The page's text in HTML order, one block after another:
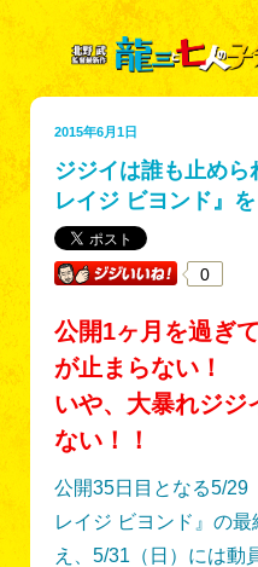
2015年6月1日
ジジイは誰も止めら
レイジ ビヨンド』
0
公開1ヶ月を過ぎ
が止まらない！
いや、大暴れジジ
ない！！
公開35日目となる5/29
レイジ ビヨンド』の
え、5/31（日）には動